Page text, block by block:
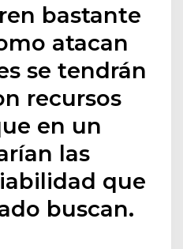
bastante
atacan
se tendrán
recursos
en un
las
que
buscan.